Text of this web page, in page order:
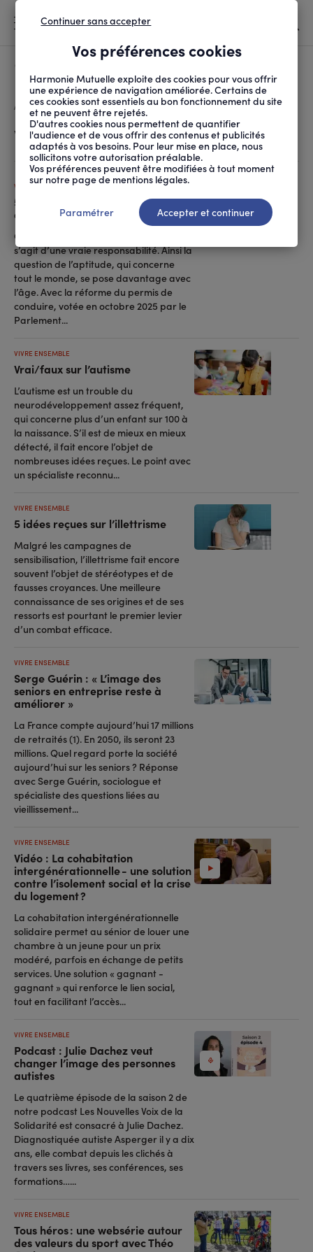
D'ARIANE
ACCUEIL SOCIÉTÉ VIVRE ENSEMBLE
Vivre ensemble
5 bons réflexes pour bien conduire
après 65 ans
VIVRE ENSEMBLE
Conduire n’est pas un acte anodin, il
s’agit d’une vraie responsabilité. Ainsi la
question de l’aptitude, qui concerne
tout le monde, se pose davantage avec
l’âge. Avec la réforme du permis de
conduire, votée en octobre 2025 par le
Parlement...
Vrai/faux sur l’autisme
VIVRE ENSEMBLE
L’autisme est un trouble du
neurodéveloppement assez fréquent,
qui concerne plus d’un enfant sur 100 à
la naissance. S’il est de mieux en mieux
détecté, il fait encore l’objet de
nombreuses idées reçues. Le point avec
un spécialiste reconnu...
5 idées reçues sur l’illettrisme
VIVRE ENSEMBLE
Malgré les campagnes de
sensibilisation, l’illettrisme fait encore
souvent l’objet de stéréotypes et de
fausses croyances. Une meilleure
connaissance de ses origines et de ses
ressorts est pourtant le premier levier
d’un combat efficace.
Serge Guérin : « L’image des
seniors en entreprise reste à
améliorer »
VIVRE ENSEMBLE
La France compte aujourd’hui 17 millions
de retraités (1). En 2050, ils seront 23
millions. Quel regard porte la société
aujourd’hui sur les seniors ? Réponse
avec Serge Guérin, sociologue et
spécialiste des questions liées au
vieillissement...
Vidéo : La cohabitation
intergénérationnelle - une solution
contre l’isolement social et la crise
du logement ?
VIVRE ENSEMBLE
La cohabitation intergénérationnelle
solidaire permet au sénior de louer une
chambre à un jeune pour un prix
modéré, parfois en échange de petits
services. Une solution « gagnant -
gagnant » qui renforce le lien social,
tout en facilitant l’accès...
Podcast : Julie Dachez veut
changer l’image des personnes
autistes
VIVRE ENSEMBLE
Le quatrième épisode de la saison 2 de
notre podcast Les Nouvelles Voix de la
Solidarité est consacré à Julie Dachez.
Diagnostiquée autiste Asperger il y a dix
ans, elle combat depuis les clichés à
travers ses livres, ses conférences, ses
formations…...
Tous héros : une websérie autour
des valeurs du sport avec Théo
VIVRE ENSEMBLE
Vos préférences cookies
Harmonie Mutuelle exploite des cookies pour vous offrir
une expérience de navigation améliorée. Certains de
ces cookies sont essentiels au bon fonctionnement du site
et ne peuvent être rejetés.
D'autres cookies nous permettent de quantifier
l'audience et de vous offrir des contenus et publicités
adaptés à vos besoins. Pour leur mise en place, nous
sollicitons votre autorisation préalable.
Vos préférences peuvent être modifiées à tout moment
sur notre page de mentions légales.
Continuer sans accepter
Paramétrer Accepter et continuer